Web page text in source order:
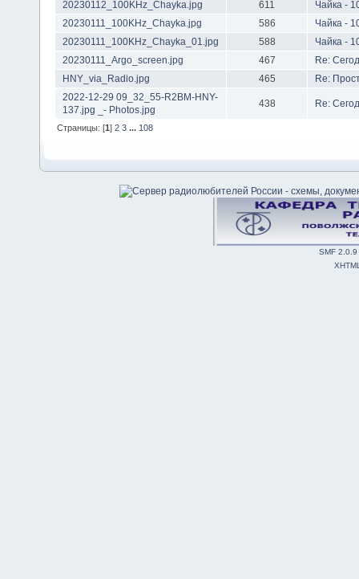
20230112_100KHz_Chayka.jpg
611
Чайка -
20230111_100KHz_Chayka.jpg
586
Чайка -
20230111_100KHz_Chayka_01.jpg
588
Чайка -
20230111_Argo_screen.jpg
467
Re:
HNY_via_Radio.jpg
465
Re:
2022-12-29 09_32_55-R2BM-HNY-
137.jpg _- Photos.jpg
438 Re:
Страницы: [1]2 3 ...108
SMF 2.0.9